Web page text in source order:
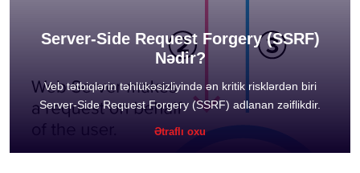
Server-Side Request Forgery (SSRF)
Nədir?
Veb tətbiqlərin təhlükəsizliyində ən kritik risklərdən biri
Server-Side Request Forgery (SSRF) adlanan zəiflikdir.
Ətraflı oxu